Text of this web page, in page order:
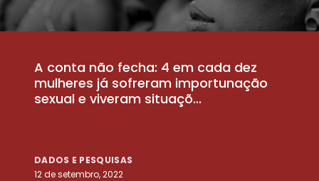
A conta não fecha: 4 em cada dez
mulheres já sofreram importunação
sexual e viveram situaçõ...
DADOS E PESQUISAS
12 de setembro, 2022